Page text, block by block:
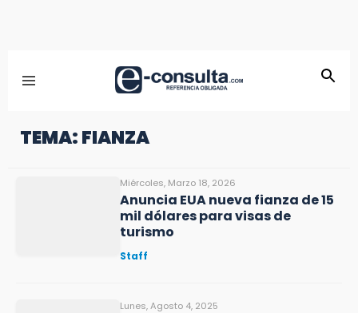
TEMA: FIANZA
Miércoles, Marzo 18, 2026
Anuncia EUA nueva fianza de 15
mil dólares para visas de
turismo
Staff
Lunes, Agosto 4, 2025